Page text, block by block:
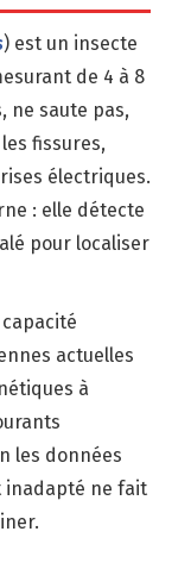
) est un insecte
de 4 à 8
ne saute pas,
fissures,
électriques.
: elle détecte
pour localiser
actuelles
à
les données
inadapté ne fait